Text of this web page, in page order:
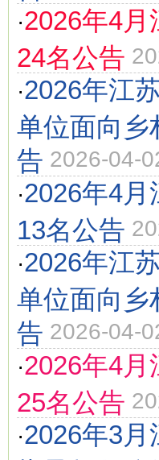
·2026年4
24名公告
·2026年江
单位面向
告 2026-04-
·2026年4
13名公告
·2026年江
单位面向
告 2026-04-
·2026年4
25名公告
·2026年3